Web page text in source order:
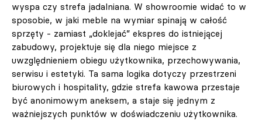
wyspa czy strefa jadalniana. W showroomie widać to w
sposobie, w jaki meble na wymiar spinają w całość
sprzęty - zamiast „doklejać” ekspres do istniejącej
zabudowy, projektuje się dla niego miejsce z
uwzględnieniem obiegu użytkownika, przechowywania,
serwisu i estetyki. Ta sama logika dotyczy przestrzeni
biurowych i hospitality, gdzie strefa kawowa przestaje
być anonimowym aneksem, a staje się jednym z
ważniejszych punktów w doświadczeniu użytkownika.